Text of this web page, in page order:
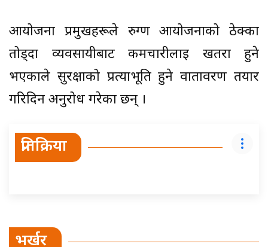
आयोजना प्रमुखहरूले रुग्ण आयोजनाको ठेक्का
तोड्दा व्यवसायीबाट कर्मचारीलाई खतरा हुने
भएकाले सुरक्षाको प्रत्याभूति हुने वातावरण तयार
गरिदिन अनुरोध गरेका छन् ।
प्रतिक्रिया
भर्खर